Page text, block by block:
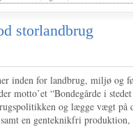
storlandbrug
inden for landbrug, miljø og
motto’et “Bondegårde i
og lægge vægt på
en genteknikfri